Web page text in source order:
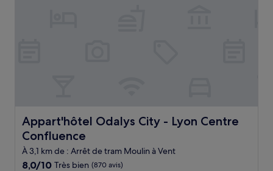
Appart'hôtel Odalys City - Lyon Centre
Confluence
Appart'hôtel Odalys City - Lyon Centre Confluence
À 3,1 km de : Arrêt de tram Moulin à Vent
8.0
8,0/10 Très bien (870 avis)